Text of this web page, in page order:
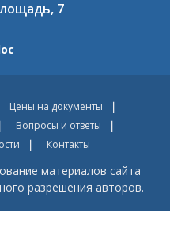
7
Цены на документы
Вопросы и ответы
Контакты
материалов сайта
разрешения авторов.